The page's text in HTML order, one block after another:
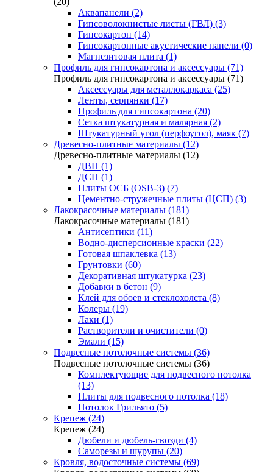
Аквапанели (2)
Гипсоволокнистые листы (ГВЛ) (3)
Гипсокартон (14)
Гипсокартонные акустические панели (0)
Магнезитовая плита (1)
Профиль для гипсокартона и аксессуары (71)
Профиль для гипсокартона и аксессуары (71)
Аксессуары для металлокаркаса (25)
Ленты, серпянки (17)
Профиль для гипсокартона (20)
Сетка штукатурная и малярная (2)
Штукатурный угол (перфоугол), маяк (7)
Древесно-плитные материалы (12)
Древесно-плитные материалы (12)
ДВП (1)
ДСП (1)
Плиты ОСБ (OSB-3) (7)
Цементно-стружечные плиты (ЦСП) (3)
Лакокрасочные материалы (181)
Лакокрасочные материалы (181)
Антисептики (11)
Водно-дисперсионные краски (22)
Готовая шпаклевка (13)
Грунтовки (60)
Декоративная штукатурка (23)
Добавки в бетон (9)
Клей для обоев и стеклохолста (8)
Колеры (19)
Лаки (1)
Растворители и очистители (0)
Эмали (15)
Подвесные потолочные системы (36)
Подвесные потолочные системы (36)
Комплектующие для подвесного потолка
(13)
Плиты для подвесного потолка (18)
Потолок Грильято (5)
Крепеж (24)
Крепеж (24)
Дюбели и дюбель-гвозди (4)
Саморезы и шурупы (20)
Кровля, водосточные системы (69)